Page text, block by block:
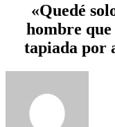
«Quedé
hombre
tapiada por